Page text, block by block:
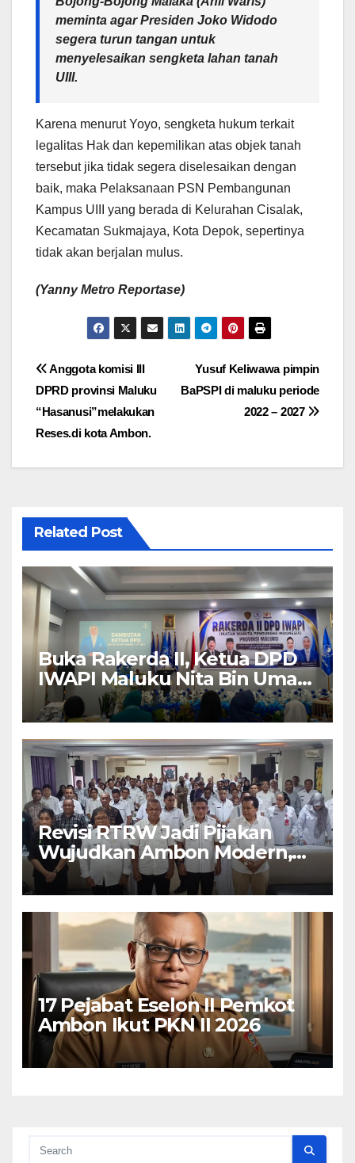
meminta agar Presiden Joko Widodo
segera turun tangan untuk
menyelesaikan sengketa lahan tanah
UIII.
Karena menurut Yoyo, sengketa hukum terkait
legalitas Hak dan kepemilikan atas objek tanah
tersebut jika tidak segera diselesaikan dengan
baik, maka Pelaksanaan PSN Pembangunan
Kampus UIII yang berada di Kelurahan Cisalak,
Kecamatan Sukmajaya, Kota Depok, sepertinya
tidak akan berjalan mulus.
(Yanny Metro Reportase)
Navigasi
pos
Yusuf Keliwawa pimpin
BaPSPI di maluku periode
2022 – 2027
Anggota komisi III
DPRD provinsi Maluku
“Hasanusi”melakukan
Reses.di kota Ambon.
Related Post
Buka Rakerda II, Ketua DPD
IWAPI Maluku Nita Bin Umar:
Perempuan Pengusaha Pilar
Penggerak UMKM
Revisi RTRW Jadi Pijakan
Wujudkan Ambon Modern,
Nyaman dan Berkelanjutan,
Kata Wali Kota Bodewin
17 Pejabat Eselon II Pemkot
Ambon Ikut PKN II 2026